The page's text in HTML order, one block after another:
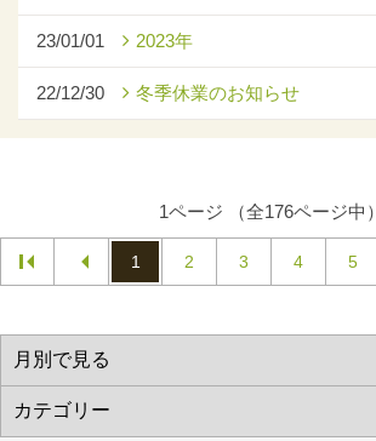
23/01/01 2023年
22/12/30 冬季休業のお知らせ
1ページ （全176ページ中）
1 2 3 4 5